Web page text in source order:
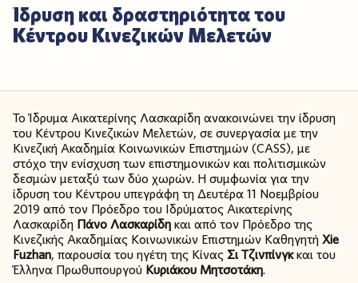
Ίδρυση και δραστηριότητα του
Κέντρου Κινεζικών Μελετών
Το Ίδρυμα Αικατερίνης Λασκαρίδη ανακοινώνει την ίδρυση
του Κέντρου Κινεζικών Μελετών, σε συνεργασία με την
Κινεζική Ακαδημία Κοινωνικών Επιστημών (CASS), με
στόχο την ενίσχυση των επιστημονικών και πολιτισμικών
δεσμών μεταξύ των δύο χωρών. Η συμφωνία για την
ίδρυση του Κέντρου υπεγράφη τη Δευτέρα 11 Νοεμβρίου
2019 από τον Πρόεδρο του Ιδρύματος Αικατερίνης
Λασκαρίδη Πάνο Λασκαρίδηκαι από τον Πρόεδρο της
Κινεζικής Ακαδημίας Κοινωνικών Επιστημών ΚαθηγητήXie
Fuzhan, παρουσία του ηγέτη της Κίνας Σι Τζινπίνγκκαι του
Έλληνα Πρωθυπουργού Κυριάκου Μητσοτάκη.